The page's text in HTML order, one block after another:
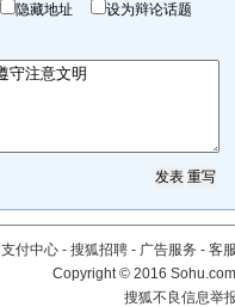
隐藏地址 设为辩论话题
支付中心 - 搜狐招聘 - 广告服务 - 客
Copyright©2016
搜狐不良信息举